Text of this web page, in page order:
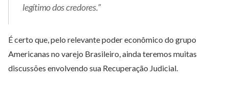
legítimo dos credores.”
É certo que, pelo relevante poder econômico do grupo
Americanas no varejo Brasileiro, ainda teremos muitas
discussões envolvendo sua Recuperação Judicial.